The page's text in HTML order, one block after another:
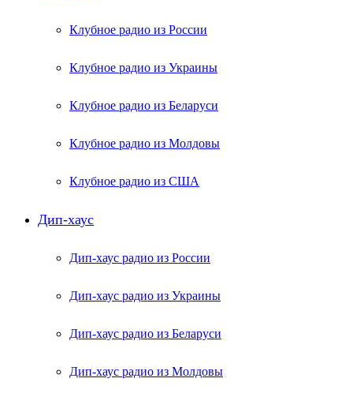
Клубное радио из России
Клубное радио из Украины
Клубное радио из Беларуси
Клубное радио из Молдовы
Клубное радио из США
Дип-хаус
Дип-хаус радио из России
Дип-хаус радио из Украины
Дип-хаус радио из Беларуси
Дип-хаус радио из Молдовы